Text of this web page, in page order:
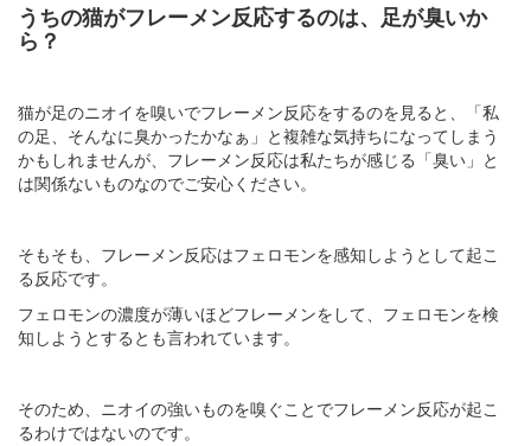
うちの猫がフレーメン反応するのは、足が臭いか
ら？
猫が足のニオイを嗅いでフレーメン反応をするのを見ると、「私
の足、そんなに臭かったかなぁ」と複雑な気持ちになってしまう
かもしれませんが、フレーメン反応は私たちが感じる「臭い」と
は関係ないものなのでご安心ください。
そもそも、フレーメン反応はフェロモンを感知しようとして起こ
る反応です。
フェロモンの濃度が薄いほどフレーメンをして、フェロモンを検
知しようとするとも言われています。
そのため、ニオイの強いものを嗅ぐことでフレーメン反応が起こ
るわけではないのです。